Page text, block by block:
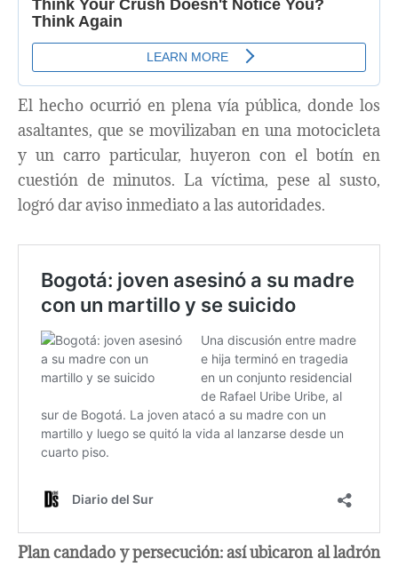
El hecho ocurrió en plena vía pública, donde los
asaltantes, que se movilizaban en una motocicleta
y un carro particular, huyeron con el botín en
cuestión de minutos. La víctima, pese al susto,
logró dar aviso inmediato a las autoridades.
Plan candado y persecución: así ubicaron al ladrón